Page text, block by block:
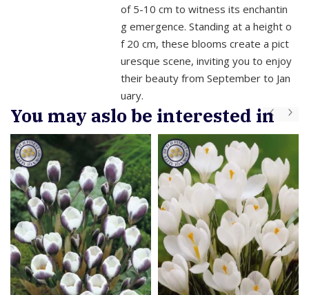
of 5-10 cm to witness its enchantin
g emergence. Standing at a height o
f 20 cm, these blooms create a pict
uresque scene, inviting you to enjoy
their beauty from September to Jan
uary.
You may aslo be interested in